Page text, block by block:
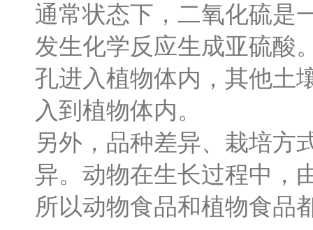
通常状态下，二氧化硫是
发生化学反应生成亚硫酸
孔进入植物体内，其他土
入到植物体内。
另外，品种差异、栽培方
异。动物在生长过程中，
所以动物食品和植物食品